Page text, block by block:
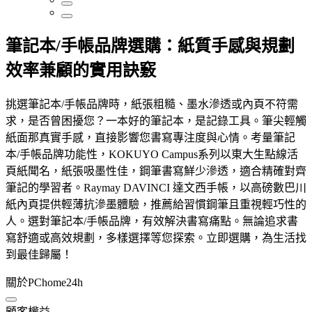
筆記本/手帳品牌選購：紙質手感與規劃
效率兼顧的實用訣竅
挑選筆記本/手帳品牌時，紙張粗糙、墨水滲透或內頁不符需
求，是否曾困擾您？一本好的筆記本，是記錄工具。筆尖輕觸
紙面那真實手感，直接影響您書寫專注度與心情。考量筆記
本/手帳品牌功能性，KOKUYO Campus系列以東大生點線活
頁紙聞名，紙張吸墨性佳，鋼筆書寫鮮少滲透，適合精確對齊
筆記的學習者。Raymay DAVINCI 達文西手帳，以高磅數巴川
紙內頁提供輕薄抗滲墨體驗，推薦給習慣鋼筆且重視輕巧性的
人。選對筆記本/手帳品牌，有效解決書寫痛點。無論追求書
寫舒適或高效規劃，多樣選擇等您探索。立即選購，為生活找
到最佳歸屬！
關於PChome24h